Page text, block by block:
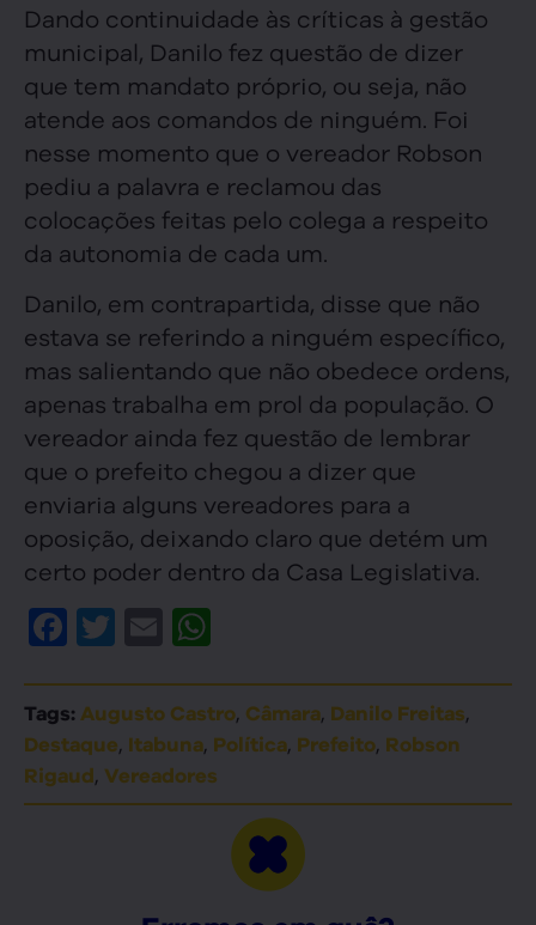
Dando continuidade às críticas à gestão
municipal, Danilo fez questão de dizer
que tem mandato próprio, ou seja, não
atende aos comandos de ninguém. Foi
nesse momento que o vereador Robson
pediu a palavra e reclamou das
colocações feitas pelo colega a respeito
da autonomia de cada um.
Danilo, em contrapartida, disse que não
estava se referindo a ninguém específico,
mas salientando que não obedece ordens,
apenas trabalha em prol da população. O
vereador ainda fez questão de lembrar
que o prefeito chegou a dizer que
enviaria alguns vereadores para a
oposição, deixando claro que detém um
certo poder dentro da Casa Legislativa.
Facebook
Twitter
Email
Tags: Augusto Castro, Câmara, Danilo Freitas,
Destaque, Itabuna, Política, Prefeito, Robson
Rigaud, Vereadores